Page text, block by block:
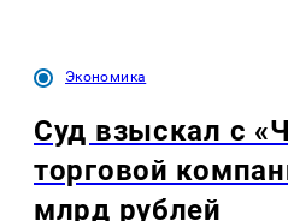
Экономика
Суд взыскал с
торговой
млрд рублей